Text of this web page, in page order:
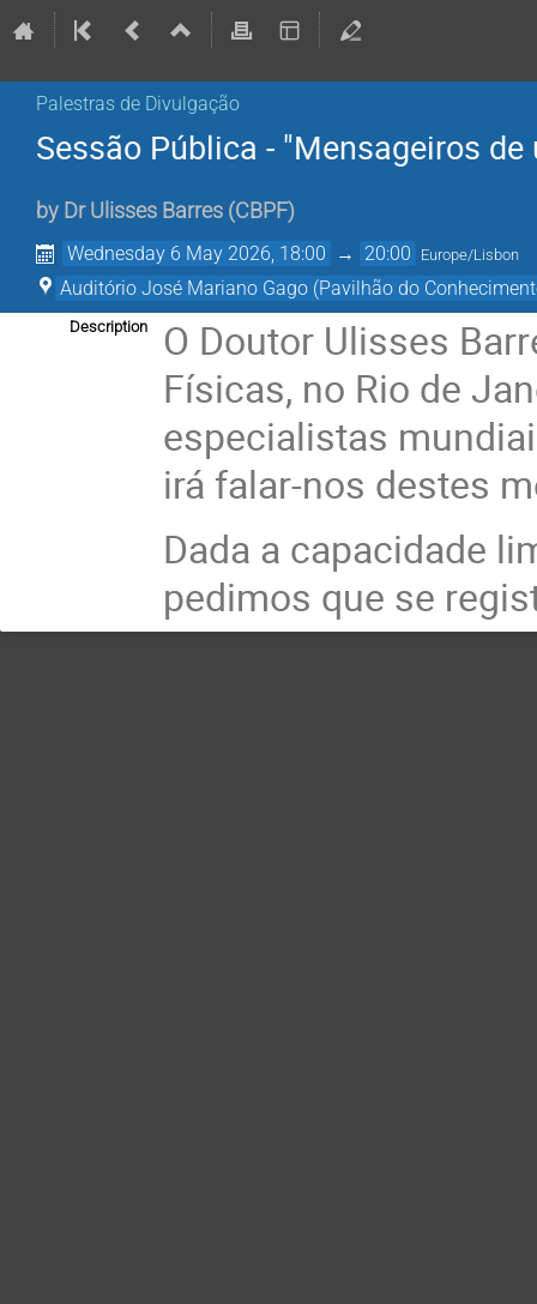
Palestras de Divulgação
Sessão Pública - "Mensageiros
by Dr Ulisses Barres (CBPF)
Wednesday 6 May 2026, 18:00 → 20:00 Europe/Lisbon
Auditório José Mariano Gago (Pavilhão do
Description
O Doutor Ulisses
Físicas, no Rio de
especialistas
irá falar-nos destes
Dada a capacidade
pedimos que se